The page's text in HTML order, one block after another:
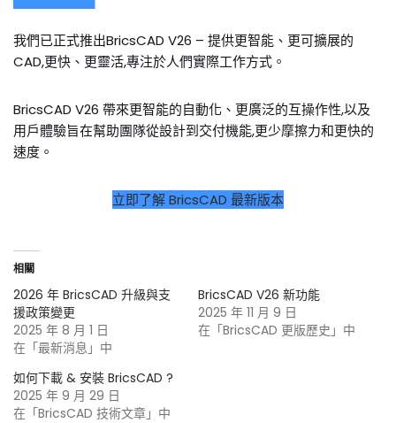
我們已正式推出BricsCAD V26 – 提供更智能、更可擴展的
CAD,更快、更靈活,專注於人們實際工作方式。
BricsCAD V26 帶來更智能的自動化、更廣泛的互操作性,以及
用戶體驗旨在幫助團隊從設計到交付機能,更少摩擦力和更快的
速度。
立即了解 BricsCAD 最新版本
相關
2026 年 BricsCAD 升級與支
援政策變更
2025 年 8 月 1 日
在「最新消息」中
BricsCAD V26 新功能
2025 年 11 月 9 日
在「BricsCAD 更版歷史」中
如何下載 & 安裝 BricsCAD ?
2025 年 9 月 29 日
在「BricsCAD 技術文章」中